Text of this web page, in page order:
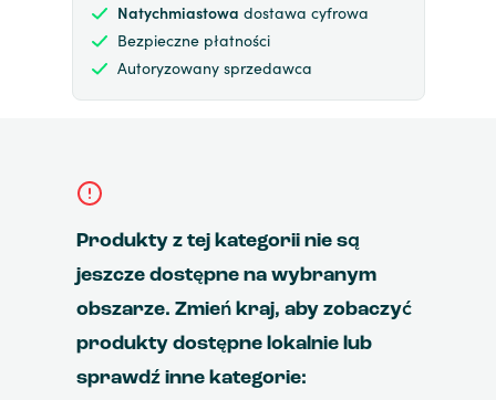
Natychmiastowa dostawa cyfrowa
Bezpieczne płatności
Autoryzowany sprzedawca
Produkty z tej kategorii nie są
jeszcze dostępne na wybranym
obszarze. Zmień kraj, aby zobaczyć
produkty dostępne lokalnie lub
sprawdź inne kategorie: